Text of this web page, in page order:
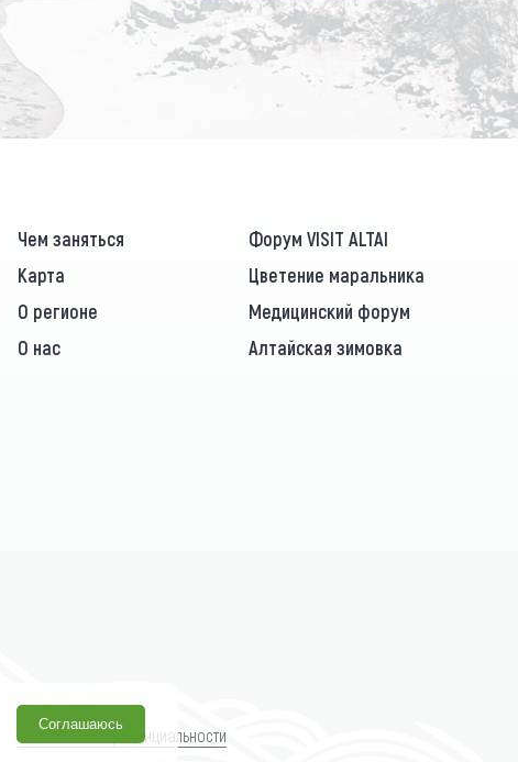
ПОДПИСАТЬСЯ
Чем заняться
Форум VISIT ALTAI
Карта
Цветение маральника
О регионе
Медицинский форум
О нас Алтайская зимовка
Политика конфиденциальности
Соглашаюсь